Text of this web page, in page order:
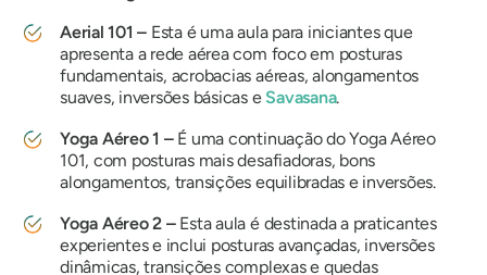
Aerial 101 – Esta é uma aula para iniciantes que
apresenta a rede aérea com foco em posturas
fundamentais, acrobacias aéreas, alongamentos
suaves, inversões básicas e Savasana.
Yoga Aéreo 1 – É uma continuação do Yoga Aéreo
101, com posturas mais desafiadoras, bons
alongamentos, transições equilibradas e inversões.
Yoga Aéreo 2 – Esta aula é destinada a praticantes
experientes e inclui posturas avançadas, inversões
dinâmicas, transições complexas e quedas